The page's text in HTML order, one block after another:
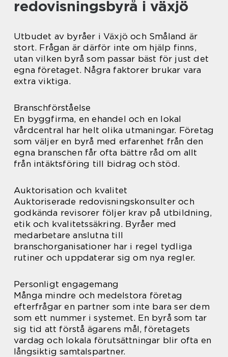
redovisningsbyrå i växjö
Utbudet av byråer i Växjö och Småland är
stort. Frågan är därför inte om hjälp finns,
utan vilken byrå som passar bäst för just det
egna företaget. Några faktorer brukar vara
extra viktiga.
Branschförståelse
En byggfirma, en ehandel och en lokal
vårdcentral har helt olika utmaningar. Företag
som väljer en byrå med erfarenhet från den
egna branschen får ofta bättre råd om allt
från intäktsföring till bidrag och stöd.
Auktorisation och kvalitet
Auktoriserade redovisningskonsulter och
godkända revisorer följer krav på utbildning,
etik och kvalitetssäkring. Byråer med
medarbetare anslutna till
branschorganisationer har i regel tydliga
rutiner och uppdaterar sig om nya regler.
Personligt engagemang
Många mindre och medelstora företag
efterfrågar en partner som inte bara ser dem
som ett nummer i systemet. En byrå som tar
sig tid att förstå ägarens mål, företagets
vardag och lokala förutsättningar blir ofta en
långsiktig samtalspartner.